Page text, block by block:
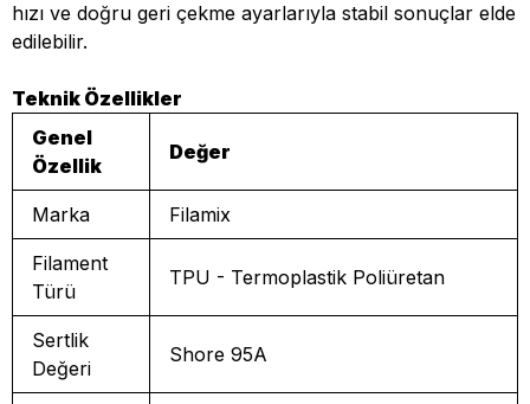
hızı ve doğru geri çekme ayarlarıyla stabil sonuçlar elde
edilebilir.
Teknik Özellikler
Genel
Özellik
Değer
Marka Filamix
Filament
Türü
TPU - Termoplastik Poliüretan
Sertlik
Değeri
Shore 95A